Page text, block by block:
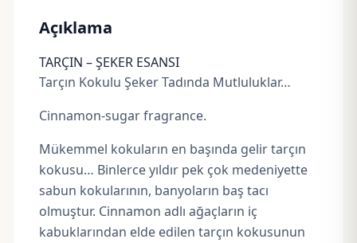
Açıklama
TARÇIN – ŞEKER ESANSI
Tarçın Kokulu Şeker Tadında Mutluluklar…
Cinnamon-sugar fragrance.
Mükemmel kokuların en başında gelir tarçın
kokusu… Binlerce yıldır pek çok medeniyette
sabun kokularının, banyoların baş tacı
olmuştur. Cinnamon adlı ağaçların iç
kabuklarından elde edilen tarçın kokusunun